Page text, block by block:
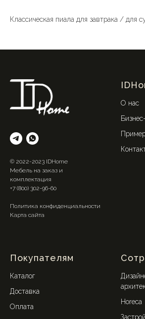
Классическая пиала для завтрака / для
© 2022-2023 IDHome
Мебель на заказ и
комплектация
+7 (800) 302-96-60
Политика конфиденциальности
Карта сайта
О нас
Покупателям
Каталог
Доставка
Оплата
Horeca